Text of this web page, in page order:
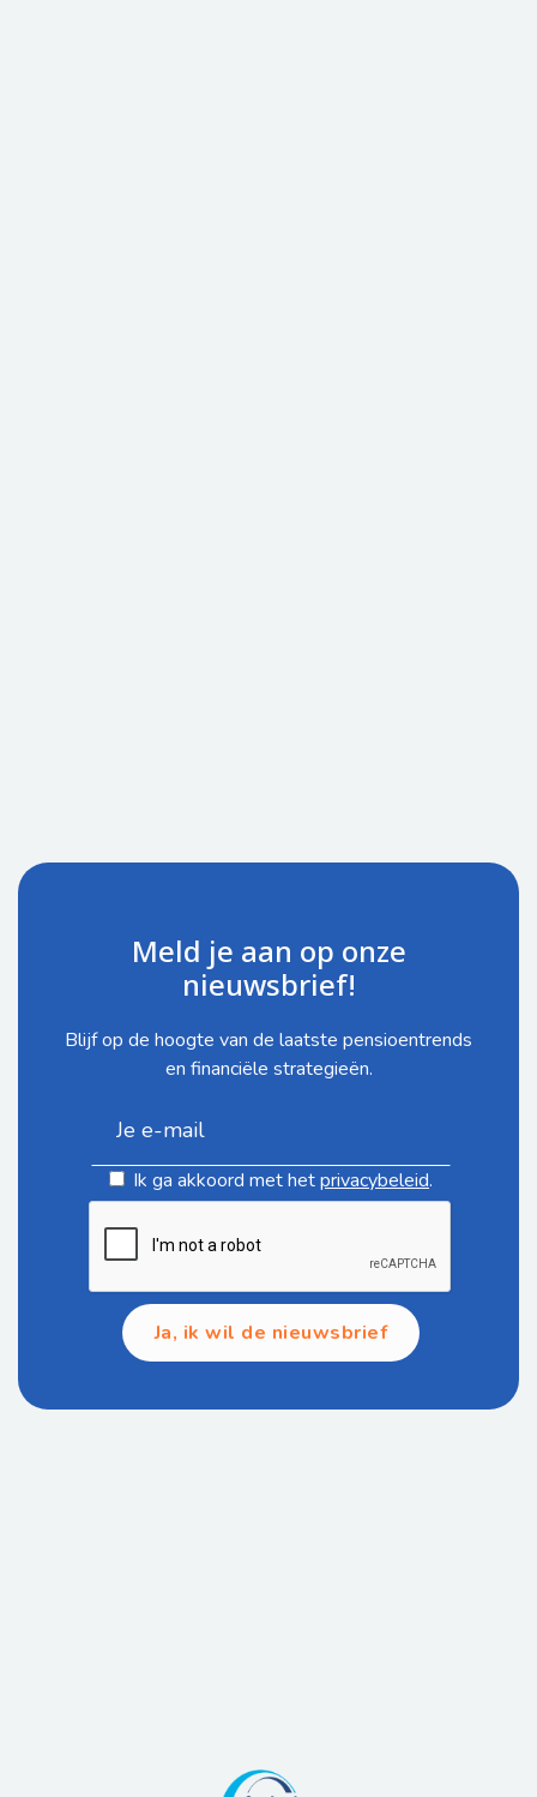
Meld je aan op onze
nieuwsbrief!
Blijf op de hoogte van de laatste pensioentrends
en financiële strategieën.
Ik ga akkoord met hetprivacybeleid.